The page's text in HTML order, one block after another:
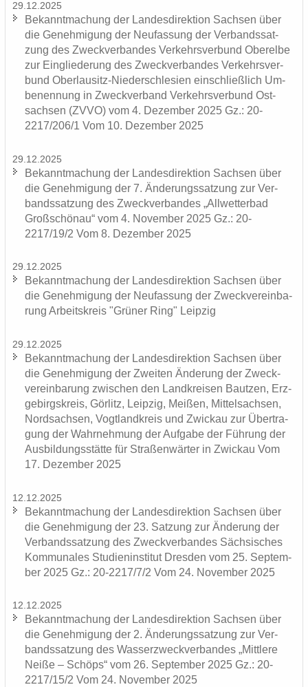
29.12.2025
Be­kannt­ma­chung der Lan­des­di­rek­ti­on Sach­sen über
die Ge­neh­mi­gung der Neu­fas­sung der Ver­bands­sat­
zung des Zweck­ver­ban­des Ver­kehrs­ver­bund Ober­el­be
zur Ein­glie­de­rung des Zweck­ver­ban­des Ver­kehrs­ver­
bund Oberlausitz-​Niederschlesien ein­schließ­lich Um­
be­nen­nung in Zweck­ver­band Ver­kehrs­ver­bund Ost­
sach­sen (ZVVO) vom 4. De­zem­ber 2025 Gz.: 20-
2217/206/1 Vom 10. De­zem­ber 2025
29.12.2025
Be­kannt­ma­chung der Lan­des­di­rek­ti­on Sach­sen über
die Ge­neh­mi­gung der 7. Än­de­rungs­sat­zung zur Ver­
bands­sat­zung des Zweck­ver­ban­des „All­wet­ter­bad
Groß­schön­au“ vom 4. No­vem­ber 2025 Gz.: 20-
2217/19/2 Vom 8. De­zem­ber 2025
29.12.2025
Be­kannt­ma­chung der Lan­des­di­rek­ti­on Sach­sen über
die Ge­neh­mi­gung der Neu­fas­sung der Zweck­ver­ein­ba­
rung Ar­beits­kreis "Grü­ner Ring" Leip­zig
29.12.2025
Be­kannt­ma­chung der Lan­des­di­rek­ti­on Sach­sen über
die Ge­neh­mi­gung der Zwei­ten Än­de­rung der Zweck­
ver­ein­ba­rung zwi­schen den Land­krei­sen Baut­zen, Erz­
ge­birgs­kreis, Gör­litz, Leip­zig, Mei­ßen, Mit­tel­sach­sen,
Nord­sach­sen, Vogt­land­kreis und Zwi­ckau zur Über­tra­
gung der Wahr­neh­mung der Auf­ga­be der Füh­rung der
Aus­bil­dungs­stät­te für Stra­ßen­wär­ter in Zwi­ckau Vom
17. De­zem­ber 2025
12.12.2025
Be­kannt­ma­chung der Lan­des­di­rek­ti­on Sach­sen über
die Ge­neh­mi­gung der 23. Sat­zung zur Än­de­rung der
Ver­bands­sat­zung des Zweck­ver­ban­des Säch­si­sches
Kom­mu­na­les Stu­di­en­in­sti­tut Dres­den vom 25. Sep­tem­
ber 2025 Gz.: 20-2217/7/2 Vom 24. No­vem­ber 2025
12.12.2025
Be­kannt­ma­chung der Lan­des­di­rek­ti­on Sach­sen über
die Ge­neh­mi­gung der 2. Än­de­rungs­sat­zung zur Ver­
bands­sat­zung des Was­ser­zweck­ver­ban­des „Mitt­le­re
Neiße – Schöps“ vom 26. Sep­tem­ber 2025 Gz.: 20-
2217/15/2 Vom 24. No­vem­ber 2025